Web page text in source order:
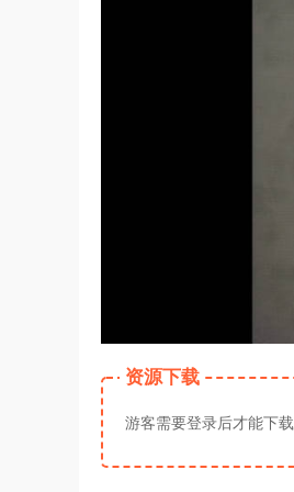
资源下载
游客需要登录后才能下载